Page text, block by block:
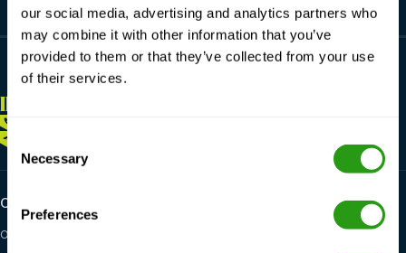
our social media, advertising and analytics partners who
may combine it with other information that you’ve
provided to them or that they’ve collected from your use
of their services.
Consent
Selection
Necessary
Preferences
IMMER
Certifications
OPITO